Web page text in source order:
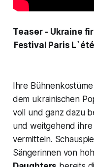
Teaser - Ukraine
Festival Paris L`été
Ihre
dem ukrainischen
voll und ganz dazu
und weitgehend
vermitteln.
Sängerinnen von